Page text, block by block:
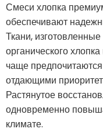
Смеси хлопка
обеспечивают
Ткани,
органического
чаще
отдающими
Растянутое
одновременно
климате.